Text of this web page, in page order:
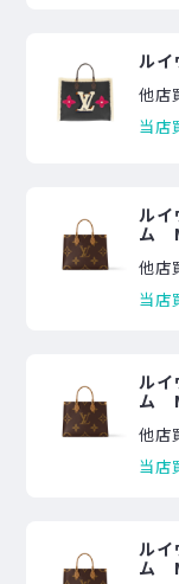
ル
他店
当店
ル
ム
他店
当店
ル
ム
他店
当店
ル
ム